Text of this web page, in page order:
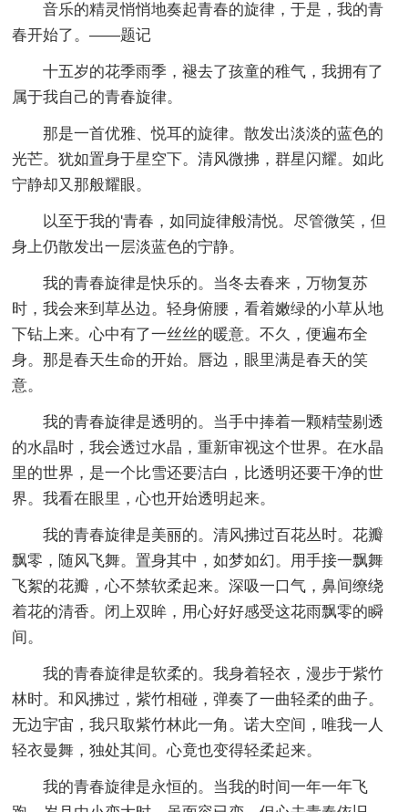
音乐的精灵悄悄地奏起青春的旋律，于是，我的青
春开始了。——题记
十五岁的花季雨季，褪去了孩童的稚气，我拥有了
属于我自己的青春旋律。
那是一首优雅、悦耳的旋律。散发出淡淡的蓝色的
光芒。犹如置身于星空下。清风微拂，群星闪耀。如此
宁静却又那般耀眼。
以至于我的'青春，如同旋律般清悦。尽管微笑，但
身上仍散发出一层淡蓝色的宁静。
我的青春旋律是快乐的。当冬去春来，万物复苏
时，我会来到草丛边。轻身俯腰，看着嫩绿的小草从地
下钻上来。心中有了一丝丝的暖意。不久，便遍布全
身。那是春天生命的开始。唇边，眼里满是春天的笑
意。
我的青春旋律是透明的。当手中捧着一颗精莹剔透
的水晶时，我会透过水晶，重新审视这个世界。在水晶
里的世界，是一个比雪还要洁白，比透明还要干净的世
界。我看在眼里，心也开始透明起来。
我的青春旋律是美丽的。清风拂过百花丛时。花瓣
飘零，随风飞舞。置身其中，如梦如幻。用手接一飘舞
飞絮的花瓣，心不禁软柔起来。深吸一口气，鼻间缭绕
着花的清香。闭上双眸，用心好好感受这花雨飘零的瞬
间。
我的青春旋律是软柔的。我身着轻衣，漫步于紫竹
林时。和风拂过，紫竹相碰，弹奏了一曲轻柔的曲子。
无边宇宙，我只取紫竹林此一角。诺大空间，唯我一人
轻衣曼舞，独处其间。心竟也变得轻柔起来。
我的青春旋律是永恒的。当我的时间一年一年飞